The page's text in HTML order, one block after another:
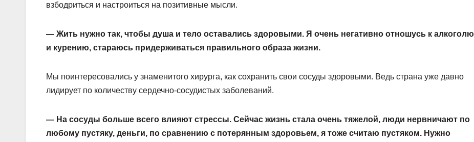
взбодриться и настроиться на позитивные мысли.
— Жить нужно так, чтобы душа и тело оставались здоровыми. Я очень негативно отношусь к алкоголю
и курению, стараюсь придерживаться правильного образа жизни.
Мы поинтересовались у знаменитого хирурга, как сохранить свои сосуды здоровыми. Ведь страна уже давно
лидирует по количеству сердечно-сосудистых заболеваний.
— На сосуды больше всего влияют стрессы. Сейчас жизнь стала очень тяжелой, люди нерв­ничают по
любому пустяку, деньги, по сравнению с потерянным здоровьем, я тоже считаю пустяком. Нужно